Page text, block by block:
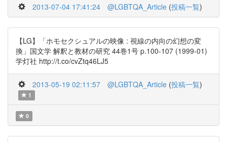
2013-07-04 17:41:24 @LGBTQA_Article (投稿一覧)
【LG】「ホモセクシュアルの映像 : 視線の内向の幻想の変
換」国文学 解釈と教材の研究 44巻1号 p.100-107 (1999-01)
学灯社 http://t.co/cvZtq46LJ5
2013-05-19 02:11:57 @LGBTQA_Article (投稿一覧)
1
0